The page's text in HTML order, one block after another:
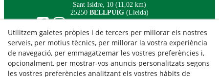
Sant Isidre, 10 (11,02 km)
25250 BELLPUIG (Lleida)
Avís Legal
Política de cookies
Política de privacitat
Utilitzem galetes pròpies i de tercers per millorar els nostres
serveis, per motius tècnics, per millorar la vostra experiència
de navegació, per emmagatzemar les vostres preferències i,
opcionalment, per mostrar-vos anuncis personalitzats segons
les vostres preferències analitzant els vostres hàbits de